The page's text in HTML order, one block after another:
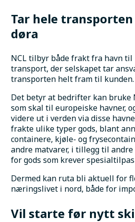
Tar hele
døra
NCL tilbyr både frakt fra havn
transport, der selskapet tar
transporten helt fram til kunden.
Det betyr at bedrifter kan bruke
som skal til europeiske havner,
videre ut i verden via disse
frakte ulike typer gods, blant
containere, kjøle- og
andre matvarer, i tillegg til
for gods som krever
Dermed kan ruta bli aktuell for
næringslivet i nord, både for
Vil starte før nytt